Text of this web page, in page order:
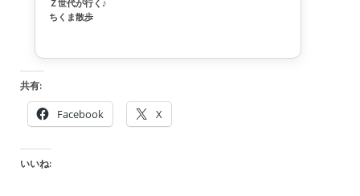
Ｚ世代が行く♪
ちくま散歩
共有:
Facebook X
いいね: